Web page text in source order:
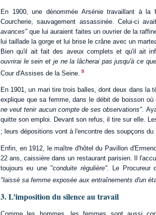
En 1900, une dénommée Arsénie travaillant à
Courcherie, sauvagement assassinée. Celui-ci
avances" que lui auraient faites un ouvrier de la
lui taillade la gorge et lui brise le crâne avec un
Bien qu'il ait fait des aveux complets et qu'il ait
ouvrirai le sein et je ne la lâcherai pas jusqu'à ce
Cour d'Assises de la Seine. 9
En 1901, un mari tire trois balles, dont deux dans la
explique que sa femme, dans le débit de boisson
ne veut tenir aucun compte de ses observations".
quitte son emploi. Devant son refus, il tire sur elle.
; leurs dépositions vont à l'encontre des soupçons
Enfin, en 1912, le maître d'hôtel du Pavillon
22 ans, caissière dans un restaurant parisien. Il
toujours eu une "conduite régulière".
Le Procureur
"laissé sa femme exposée aux entraînements d'un
3. L'imposition du silence au travail